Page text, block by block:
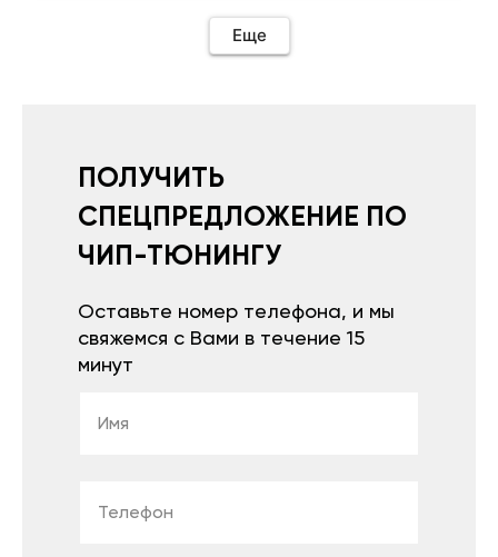
Еще
ПОЛУЧИТЬ
СПЕЦПРЕДЛОЖЕНИЕ ПО
ЧИП-ТЮНИНГУ
Оставьте номер телефона, и мы
свяжемся с Вами в течение 15
минут